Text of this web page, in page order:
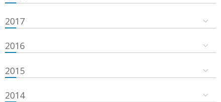
2017
2016
2015
2014